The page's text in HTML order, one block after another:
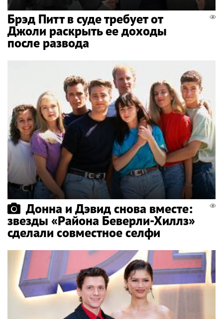
Брэд Питт в суде требует от
Джоли раскрыть ее доходы
после развода
Донна и Дэвид снова вместе:
звезды «Района Беверли-Хиллз»
сделали совместное селфи